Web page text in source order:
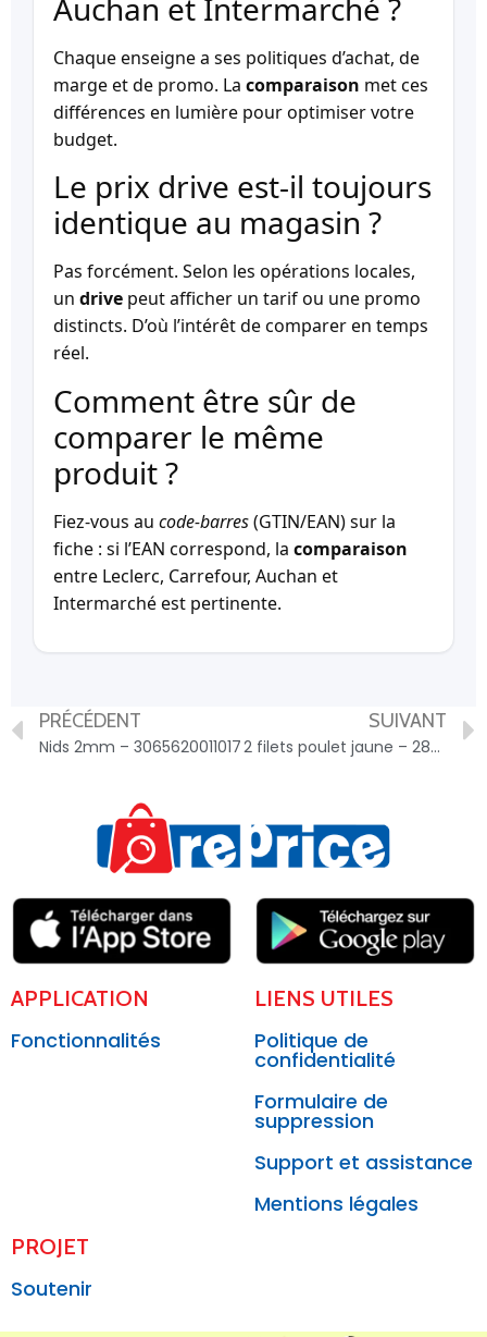
Auchan et Intermarché ?
Chaque enseigne a ses politiques d’achat, de
marge et de promo. La comparaison met ces
différences en lumière pour optimiser votre
budget.
Le prix drive est-il toujours
identique au magasin ?
Pas forcément. Selon les opérations locales,
un drive peut afficher un tarif ou une promo
distincts. D’où l’intérêt de comparer en temps
réel.
Comment être sûr de
comparer le même
produit ?
Fiez-vous au code-barres(GTIN/EAN) sur la
fiche : si l’EAN correspond, la comparaison
entre Leclerc, Carrefour, Auchan et
Intermarché est pertinente.
PRÉCÉDENT
Nids 2mm – 3065620011017
SUIVANT
2 filets poulet jaune – 2860119032679
APPLICATION
Fonctionnalités
LIENS UTILES
Politique de
confidentialité
Formulaire de
suppression
Support et assistance
Mentions légales
PROJET
Soutenir